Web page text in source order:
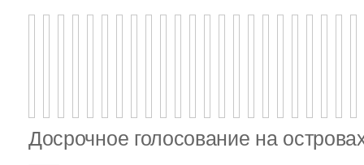
Досрочное голосование на